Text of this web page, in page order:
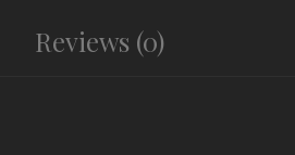
Reviews (0)